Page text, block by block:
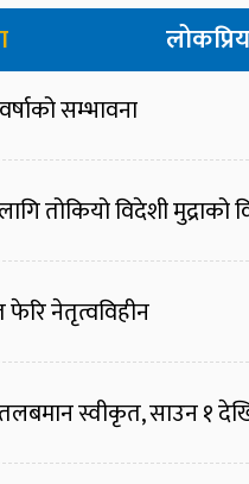
लोकप्रिय
सम्भावना
तोकियो विदेशी मुद्राको
नेतृत्वविहीन
स्वीकृत, साउन १